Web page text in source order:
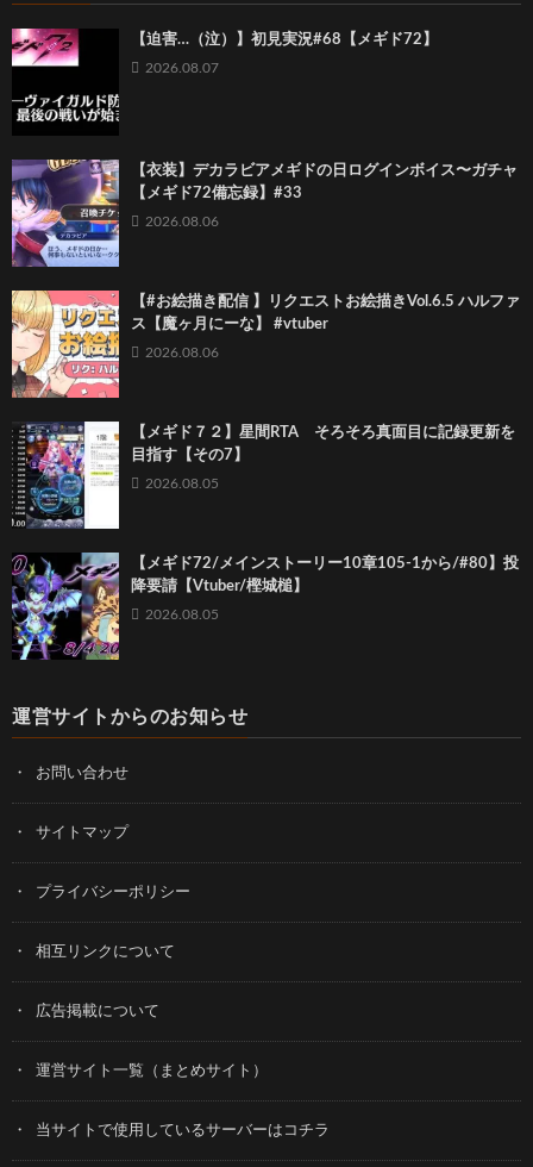
【迫害…（泣）】初見実況#68【メギド72】
2026.08.07
【衣装】デカラビアメギドの日ログインボイス〜ガチャ
【メギド72備忘録】#33
2026.08.06
【#お絵描き配信 】リクエストお絵描きVol.6.5 ハルファ
ス【魔ヶ月にーな】 #vtuber
2026.08.06
【メギド７２】星間RTA そろそろ真面目に記録更新を
目指す【その7】
2026.08.05
【メギド72/メインストーリー10章105-1から/#80】投
降要請【Vtuber/樫城槌】
2026.08.05
運営サイトからのお知らせ
お問い合わせ
サイトマップ
プライバシーポリシー
相互リンクについて
広告掲載について
運営サイト一覧（まとめサイト）
当サイトで使用しているサーバーはコチラ